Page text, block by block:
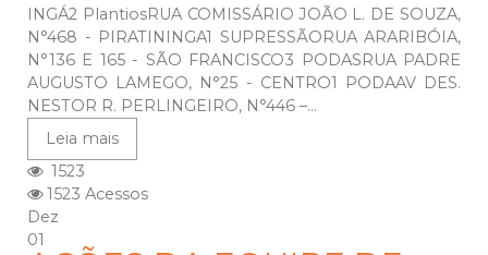
INGÁ2 PlantiosRUA COMISSÁRIO JOÃO L. DE SOUZA,
N°468 - PIRATININGA1 SUPRESSÃORUA ARARIBÓIA,
N°136 E 165 - SÃO FRANCISCO3 PODASRUA PADRE
AUGUSTO LAMEGO, N°25 - CENTRO1 PODAAV DES.
NESTOR R. PERLINGEIRO, N°446 –...
Leia mais
1523
1523 Acessos
Dez
01